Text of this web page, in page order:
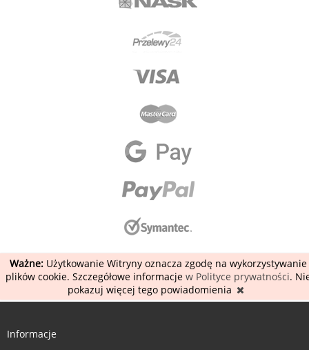
Ważne:Użytkowanie Witryny oznacza zgodę na wykorzystywanie
plików cookie. Szczegółowe informacje w Polityce prywatności.
pokazuj więcej tego powiadomienia
Informacje